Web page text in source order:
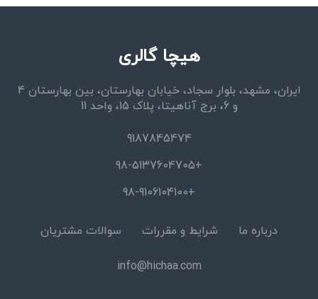
هیچا گالری
ایران، مشهد، بلوار سجاد، خیابان بهارستان، بین بهارستان 4
و 6، برج آناهیتا، پلاک 15، واحد 11
9187845474
+98-5137604705
+98-9106104100
درباره ما
شرایط و مقررات
سوالات مشتریان
info@hichaa.com